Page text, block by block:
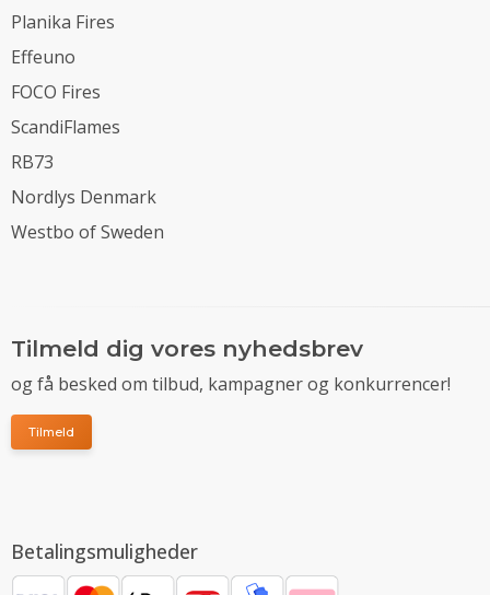
Planika Fires
Effeuno
FOCO Fires
ScandiFlames
RB73
Nordlys Denmark
Westbo of Sweden
Tilmeld dig vores nyhedsbrev
og få besked om tilbud, kampagner og konkurrencer!
Tilmeld
Betalingsmuligheder